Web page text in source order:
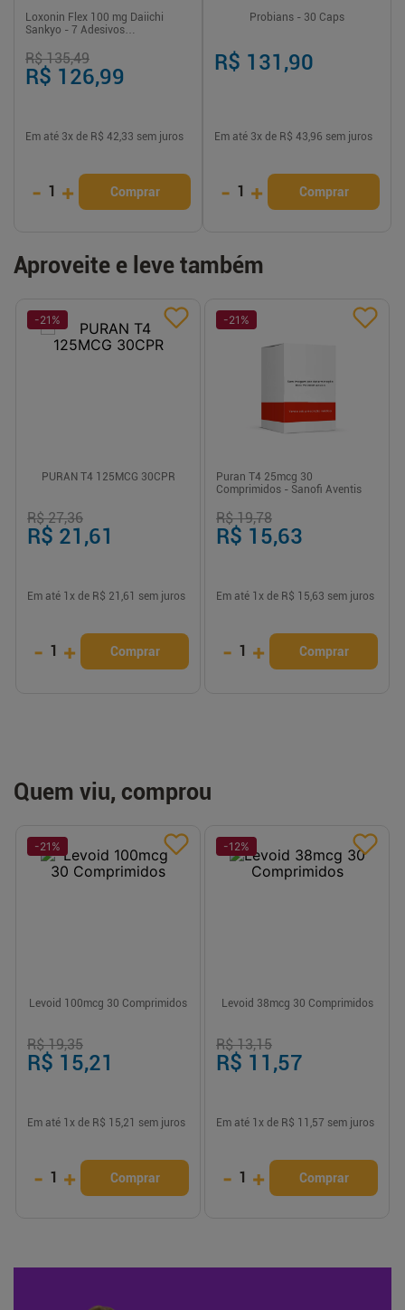
Loxonin Flex 100 mg Daiichi
Sankyo - 7 Adesivos
R$ 135,49
R$ 126,99
Em até 3x de R$ 42,33 sem juros
- 1 + Comprar
Probians - 30 Caps
R$ 131,90
Em até 3x de R$ 43,96 sem juros
- 1 + Comprar
Aproveite e leve também
-21 %
PURAN T4 125MCG 30CPR
R$ 27,36
R$ 21,61
Em até 1 x de R$ 21,61 sem juros
- 1 + Comprar
-21 %
Puran T4 25mcg 30
Comprimidos - Sanofi Aventis
R$ 19,78
R$ 15,63
Em até 1 x de R$ 15,63 sem juros
- 1 + Comprar
Quem viu, comprou
-21 %
Levoid 100mcg 30 Comprimidos
R$ 19,35
R$ 15,21
Em até 1 x de R$ 15,21 sem juros
- 1 + Comprar
-12%
Levoid 38mcg 30 Comprimidos
R$ 13,15
R$ 11,57
Em até 1 x de R$ 11,57 sem juros
- 1 + Comprar